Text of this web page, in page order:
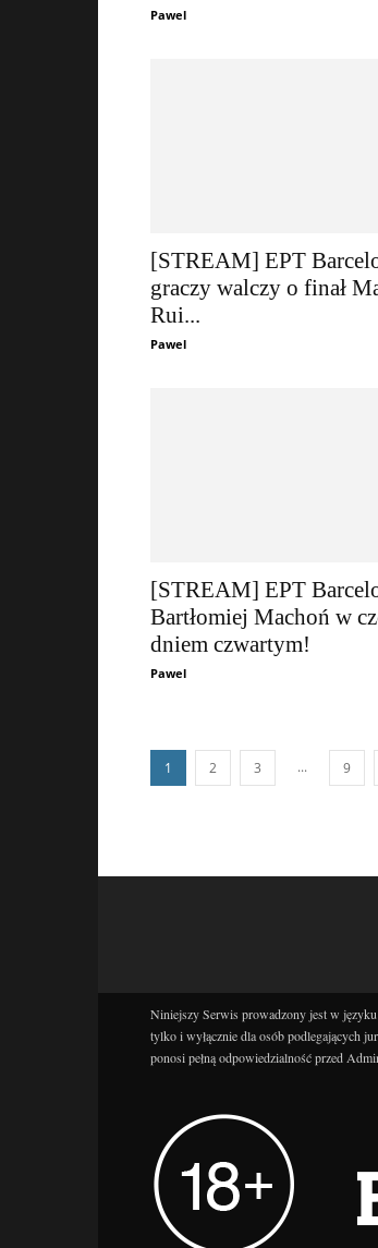
Pawel
[STREAM] EPT
graczy walczy o finał
Rui...
Pawel
[STREAM] EPT
Bartłomiej Machoń w
dniem czwartym!
Pawel
1 2 3 ... 9
Niniejszy Serwis prowadzony jest w
tylko i wyłącznie dla osób podlegających
ponosi pełną odpowiedzialność przed